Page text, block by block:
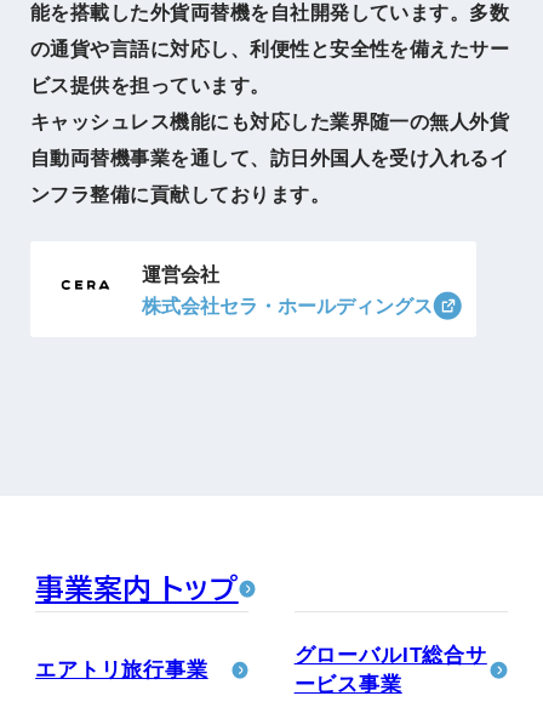
能を搭載した外貨両替機を自社開発しています。多数
の通貨や言語に対応し、利便性と安全性を備えたサー
ビス提供を担っています。
キャッシュレス機能にも対応した業界随⼀の無⼈外貨
自動両替機事業を通して、訪⽇外国⼈を受け⼊れるイ
ンフラ整備に貢献しております。
運営会社
株式会社セラ・ホールディングス
事業案内 トップ
エアトリ旅行事業
グローバルIT総合サ
ービス事業